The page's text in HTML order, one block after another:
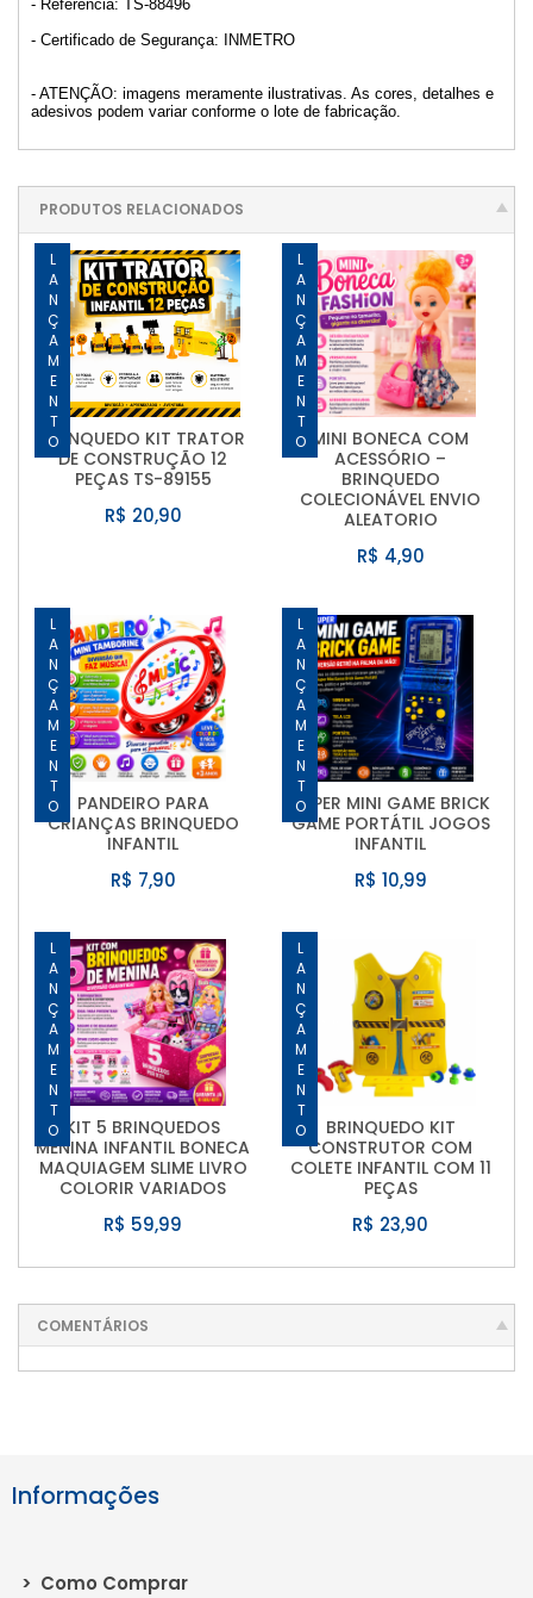
- Referencia: TS-88496
- Certificado de Segurança: INMETRO
- ATENÇÃO: imagens meramente ilustrativas. As cores, detalhes e
adesivos podem variar conforme o lote de fabricação.
PRODUTOS RELACIONADOS
LANÇAMENTO
BRINQUEDO KIT TRATOR
DE CONSTRUÇÃO 12
PEÇAS TS-89155
R$ 20,90
LANÇAMENTO MINI BONECA COM
ACESSÓRIO –
BRINQUEDO
COLECIONÁVEL ENVIO
ALEATORIO
R$ 4,90
LANÇAMENTO
PANDEIRO PARA
CRIANÇAS BRINQUEDO
INFANTIL
R$ 7,90
LANÇAMENTO
SUPER MINI GAME BRICK
GAME PORTÁTIL JOGOS
INFANTIL
R$ 10,99
LANÇAMENTO KIT 5 BRINQUEDOS
MENINA INFANTIL BONECA
MAQUIAGEM SLIME LIVRO
COLORIR VARIADOS
R$ 59,99
LANÇAMENTO
BRINQUEDO KIT
CONSTRUTOR COM
COLETE INFANTIL COM 11
PEÇAS
R$ 23,90
COMENTÁRIOS
Informações
> Como Comprar